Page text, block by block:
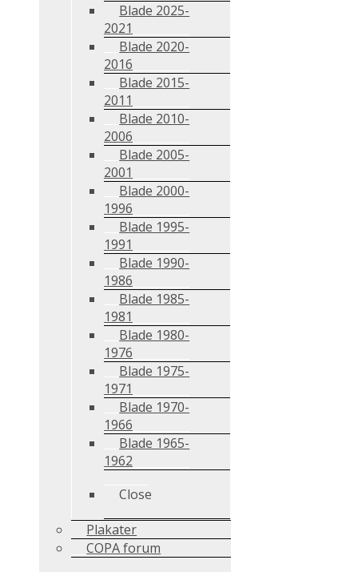
Blade 2025-
2021
Blade 2020-
2016
Blade 2015-
2011
Blade 2010-
2006
Blade 2005-
2001
Blade 2000-
1996
Blade 1995-
1991
Blade 1990-
1986
Blade 1985-
1981
Blade 1980-
1976
Blade 1975-
1971
Blade 1970-
1966
Blade 1965-
1962
Close
Plakater
COPA forum